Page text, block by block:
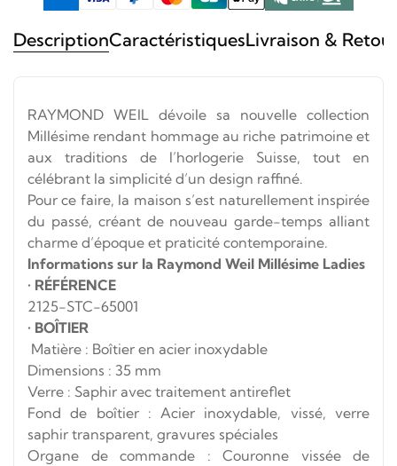
DescriptionCaractéristiquesLivraison &
RAYMOND WEIL dévoile sa nouvelle collection
Millésime rendant hommage au riche patrimoine et
aux traditions de l’horlogerie Suisse, tout en
célébrant la simplicité d’un design raffiné.
Pour ce faire, la maison s’est naturellement inspirée
du passé, créant de nouveau garde-temps alliant
charme d’époque et praticité contemporaine.
Informations sur la Raymond Weil Millésime Ladies
• RÉFÉRENCE
2125-STC-65001
• BOÎTIER
Matière : Boîtier en acier inoxydable
Dimensions : 35 mm
Verre : Saphir avec traitement antireflet
Fond de boîtier : Acier inoxydable, vissé, verre
saphir transparent, gravures spéciales
Organe de commande : Couronne vissée de